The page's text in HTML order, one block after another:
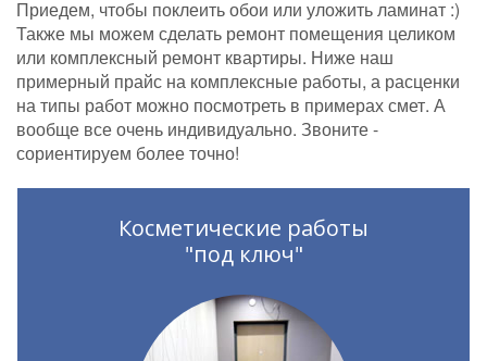
Приедем, чтобы поклеить обои или уложить ламинат :)
Также мы можем сделать ремонт помещения целиком
или комплексный ремонт квартиры. Ниже наш
примерный прайс на комплексные работы, а расценки
на типы работ можно посмотреть в примерах смет. А
вообще все очень индивидуально. Звоните -
сориентируем более точно!
Косметические работы
"под ключ"